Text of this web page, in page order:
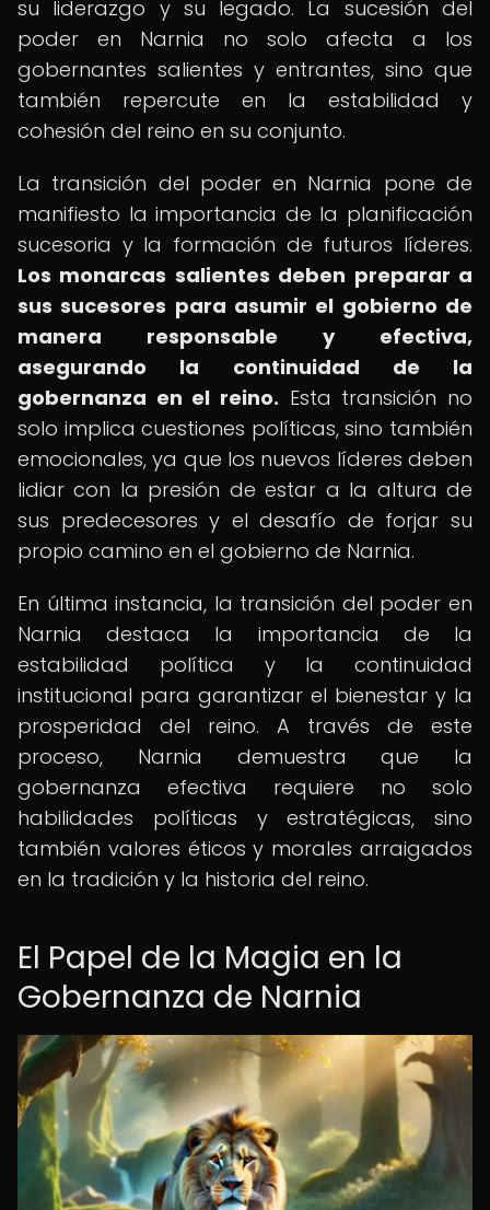
su liderazgo y su legado. La sucesión del
poder en Narnia no solo afecta a los
gobernantes salientes y entrantes, sino que
también repercute en la estabilidad y
cohesión del reino en su conjunto.
La transición del poder en Narnia pone de
manifiesto la importancia de la planificación
sucesoria y la formación de futuros líderes.
Los monarcas salientes deben preparar a
sus sucesores para asumir el gobierno de
manera responsable y efectiva,
asegurando la continuidad de la
gobernanza en el reino. Esta transición no
solo implica cuestiones políticas, sino también
emocionales, ya que los nuevos líderes deben
lidiar con la presión de estar a la altura de
sus predecesores y el desafío de forjar su
propio camino en el gobierno de Narnia.
En última instancia, la transición del poder en
Narnia destaca la importancia de la
estabilidad política y la continuidad
institucional para garantizar el bienestar y la
prosperidad del reino. A través de este
proceso, Narnia demuestra que la
gobernanza efectiva requiere no solo
habilidades políticas y estratégicas, sino
también valores éticos y morales arraigados
en la tradición y la historia del reino.
El Papel de la Magia en la
Gobernanza de Narnia